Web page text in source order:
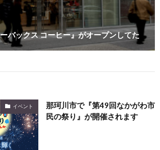
バックス コーヒー』がオープンしてた
イベント
那珂川市で『第49回なかがわ市
民の祭り』が開催されます